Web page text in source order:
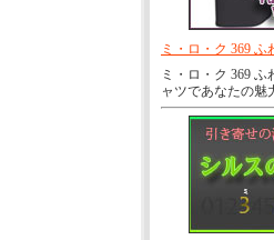
ミ・ロ・ク 369 ふ
ミ・ロ・ク 369
ャツであなたの魅